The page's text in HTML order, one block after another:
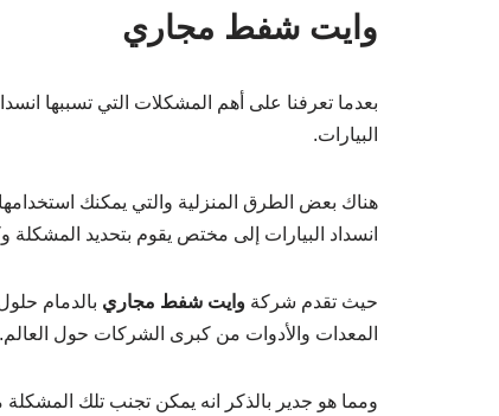
وايت شفط مجاري
بعدما تعرفنا على أهم المشكلات التي تسببها
البيارات.
هناك بعض الطرق المنزلية والتي يمكنك
انسداد البيارات إلى مختص يقوم بتحديد المشكلة
حيث تقدم شركة وايت شفط مجاري بالدمام
المعدات والأدوات من كبرى الشركات حول العالم.
ومما هو جدير بالذكر انه يمكن تجنب تلك